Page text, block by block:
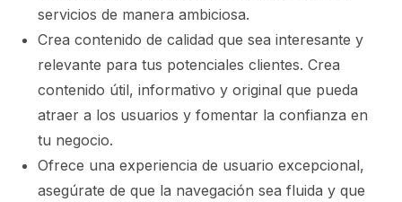
servicios de manera ambiciosa.
Crea contenido de calidad que sea interesante y
relevante para tus potenciales clientes. Crea
contenido útil, informativo y original que pueda
atraer a los usuarios y fomentar la confianza en
tu negocio.
Ofrece una experiencia de usuario excepcional,
asegúrate de que la navegación sea fluida y que